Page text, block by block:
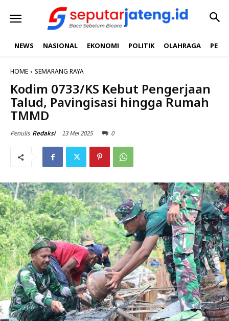
NEWS NASIONAL EKONOMI POLITIK OLAHRAGA
HOME SEMARANG RAYA
Kodim 0733/KS Kebut Pengerjaan
Talud, Pavingisasi hingga Rumah
TMMD
Penulis Redaksi 13 Mei 2025 0